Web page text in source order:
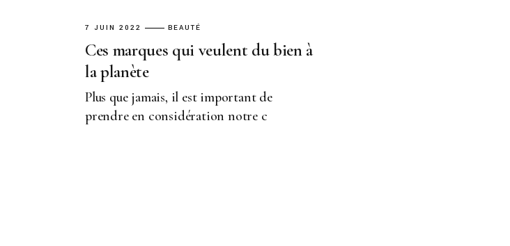
7 JUIN 2022 BEAUTÉ
Ces marques qui veulent du bien à
la planète
Plus que jamais, il est important de
prendre en considération notre c